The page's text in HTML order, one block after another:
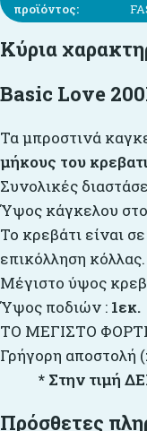
προϊόντος:
Κύρια
Basic Love
Τα μπροστινά
μήκους του
Συνολικές
Ύψος κάγκελου στο
Το κρεβάτι είναι
επικόλληση κόλλας.
Μέγιστο ύψος
Ύψος ποδιών : 1εκ.
ΤΟ ΜΕΓΙΣΤΟ
Γρήγορη αποστολή (
* Στην τιμή
Πρόσθετες